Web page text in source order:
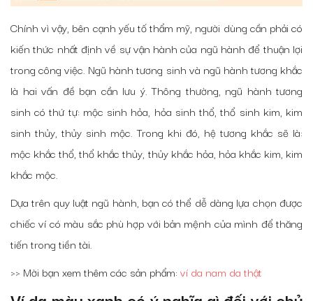
Chính vì vậy, bên cạnh yếu tố thẩm mỹ, người dùng cần phải có
kiến thức nhất định về sự vận hành của ngũ hành để thuận lợi
trong công việc. Ngũ hành tương sinh và ngũ hành tương khắc
là hai vấn đề bạn cần lưu ý. Thông thường, ngũ hành tương
sinh có thứ tự: mộc sinh hỏa, hỏa sinh thổ, thổ sinh kim, kim
sinh thủy, thủy sinh mộc. Trong khi đó, hệ tương khắc sẽ là:
mộc khắc thổ, thổ khắc thủy, thủy khắc hỏa, hỏa khắc kim, kim
khắc mộc.
Dựa trên quy luật ngũ hành, bạn có thể dễ dàng lựa chọn được
chiếc ví có màu sắc phù hợp với bản mệnh của mình để thăng
tiến trong tiền tài.
>> Mời bạn xem thêm các sản phẩm: ví da nam da thật